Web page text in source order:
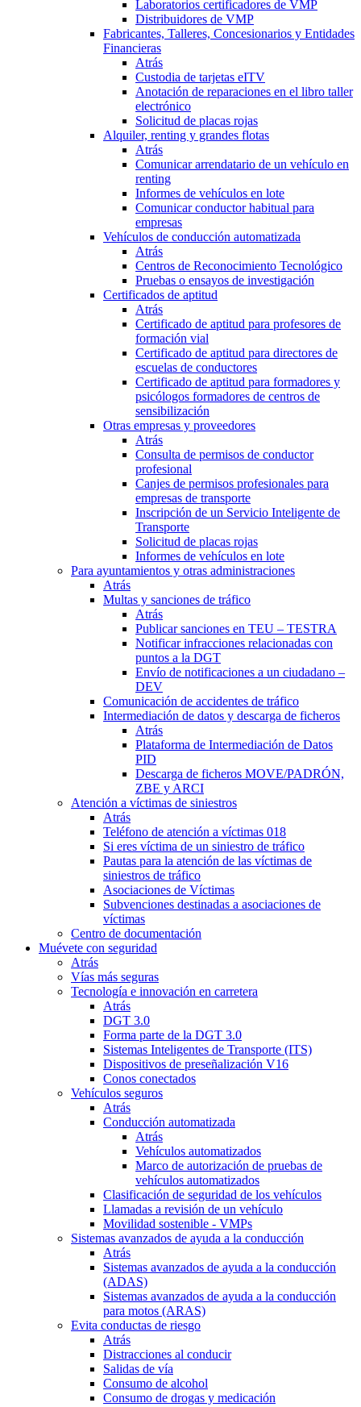
Laboratorios certificadores de VMP
Distribuidores de VMP
Fabricantes, Talleres, Concesionarios y Entidades
Financieras
Atrás
Custodia de tarjetas eITV
Anotación de reparaciones en el libro taller
electrónico
Solicitud de placas rojas
Alquiler, renting y grandes flotas
Atrás
Comunicar arrendatario de un vehículo en
renting
Informes de vehículos en lote
Comunicar conductor habitual para
empresas
Vehículos de conducción automatizada
Atrás
Centros de Reconocimiento Tecnológico
Pruebas o ensayos de investigación
Certificados de aptitud
Atrás
Certificado de aptitud para profesores de
formación vial
Certificado de aptitud para directores de
escuelas de conductores
Certificado de aptitud para formadores y
psicólogos formadores de centros de
sensibilización
Otras empresas y proveedores
Atrás
Consulta de permisos de conductor
profesional
Canjes de permisos profesionales para
empresas de transporte
Inscripción de un Servicio Inteligente de
Transporte
Solicitud de placas rojas
Informes de vehículos en lote
Para ayuntamientos y otras administraciones
Atrás
Multas y sanciones de tráfico
Atrás
Publicar sanciones en TEU – TESTRA
Notificar infracciones relacionadas con
puntos a la DGT
Envío de notificaciones a un ciudadano –
DEV
Comunicación de accidentes de tráfico
Intermediación de datos y descarga de ficheros
Atrás
Plataforma de Intermediación de Datos
PID
Descarga de ficheros MOVE/PADRÓN,
ZBE y ARCI
Atención a víctimas de siniestros
Atrás
Teléfono de atención a víctimas 018
Si eres víctima de un siniestro de tráfico
Pautas para la atención de las víctimas de
siniestros de tráfico
Asociaciones de Víctimas
Subvenciones destinadas a asociaciones de
víctimas
Centro de documentación
Muévete con seguridad
Atrás
Vías más seguras
Tecnología e innovación en carretera
Atrás
DGT 3.0
Forma parte de la DGT 3.0
Sistemas Inteligentes de Transporte (ITS)
Dispositivos de preseñalización V16
Conos conectados
Vehículos seguros
Atrás
Conducción automatizada
Atrás
Vehículos automatizados
Marco de autorización de pruebas de
vehículos automatizados
Clasificación de seguridad de los vehículos
Llamadas a revisión de un vehículo
Movilidad sostenible - VMPs
Sistemas avanzados de ayuda a la conducción
Atrás
Sistemas avanzados de ayuda a la conducción
(ADAS)
Sistemas avanzados de ayuda a la conducción
para motos (ARAS)
Evita conductas de riesgo
Atrás
Distracciones al conducir
Salidas de vía
Consumo de alcohol
Consumo de drogas y medicación